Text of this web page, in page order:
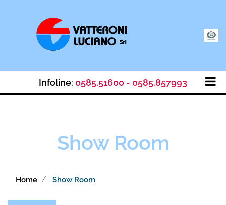
Infoline: 0585.51600 - 0585.857993
Show Room
Home Show Room